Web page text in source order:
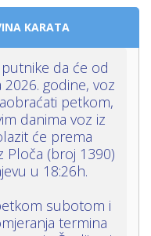
KARATA
da će od
godine, voz
petkom,
danima voz iz
će prema
Ploča (broj 1390)
u 18:26h.
subotom i
termina